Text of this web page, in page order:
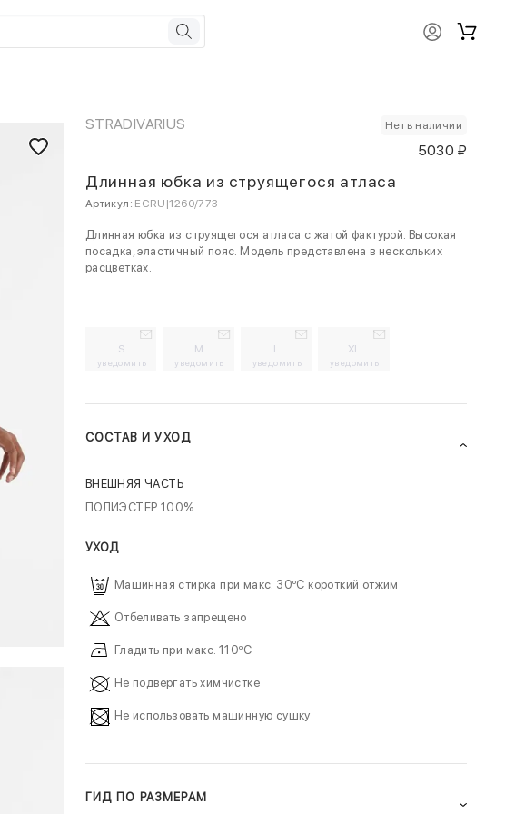
STRADIVARIUS Нет в наличии
5030 ₽
Длинная юбка из струящегося атласа
Артикул: ECRU|1260/773
Длинная юбка из струящегося атласа с жатой фактурой. Высокая
посадка, эластичный пояс. Модель представлена в нескольких
расцветках.
S
уведомить
M
уведомить
L
уведомить
XL
уведомить
СОСТАВ И УХОД
ВНЕШНЯЯ ЧАСТЬ
ПОЛИЭСТЕР 100%.
УХОД
Машинная стирка при макс. 30ºC короткий отжим
Отбеливать запрещено
Гладить при макс. 110ºC
Не подвергать химчистке
Не использовать машинную сушку
ГИД ПО РАЗМЕРАМ